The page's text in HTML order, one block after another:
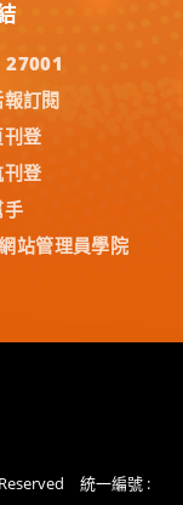
27001
訂閱
登
登
手
站管理員學院
統一編號 :